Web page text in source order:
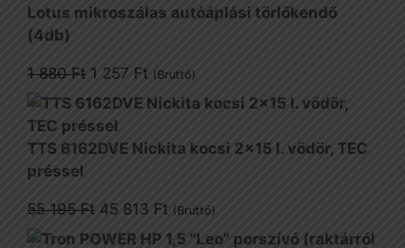
Lotus mikroszálas autóáplási törlőkendő
(4db)
1 880Ft Original
price
was:
1
1 257 Ft Current
price
(Bruttó)
TTS 6162DVE Nickita kocsi 2x15 l. vödör, TEC
préssel
55 195Ft Original
price
45 813 FtCurrent
price
(Bruttó)